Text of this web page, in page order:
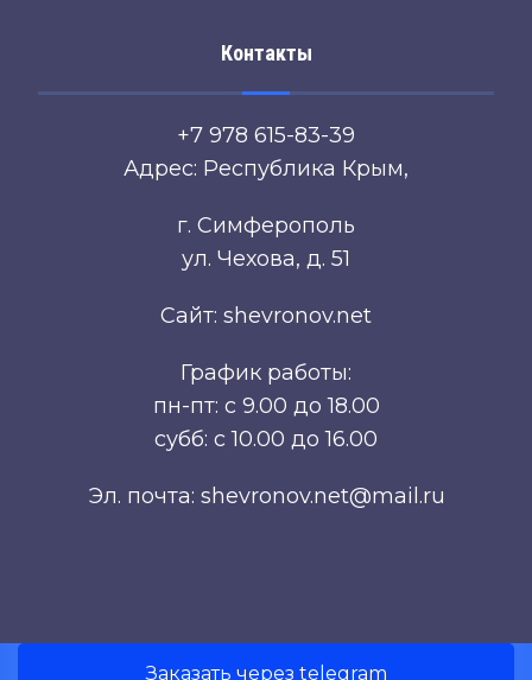
Контакты
+7 978 615-83-39
Адрес: Республика Крым,
г. Симферополь
ул. Чехова, д. 51
Сайт: shevronov.net
График работы:
пн-пт: с 9.00 до 18.00
субб: с 10.00 до 16.00
Эл. почта: shevronov.net@mail.ru
Заказать через telegram